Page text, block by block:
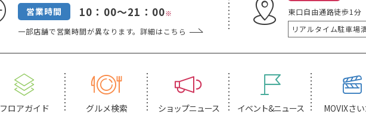
営業時間 10：00～21：00※
一部店舗で営業時間が異なります。詳細はこちら
東口自由通路徒歩1
リアルタイム駐車場
フロアガイド グルメ検索 ショップニュース イベント&ニュース MOVIXさ